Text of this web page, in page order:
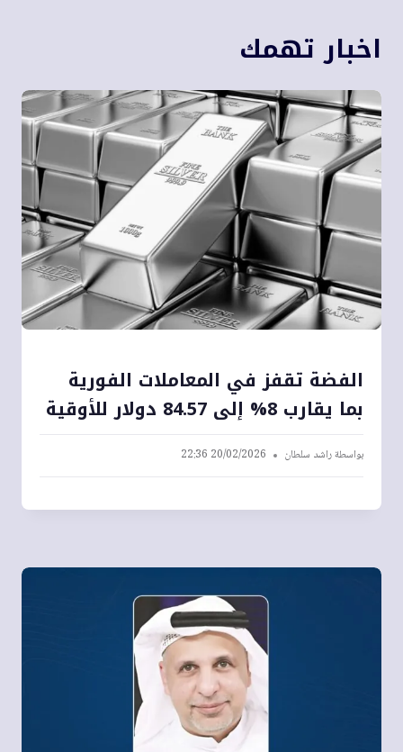
اخبار تهمك
الفضة تقفز في المعاملات الفورية
بما يقارب 8% إلى 84.57 دولار للأوقية
بواسطةراشد سلطان 20/02/2026 22:36